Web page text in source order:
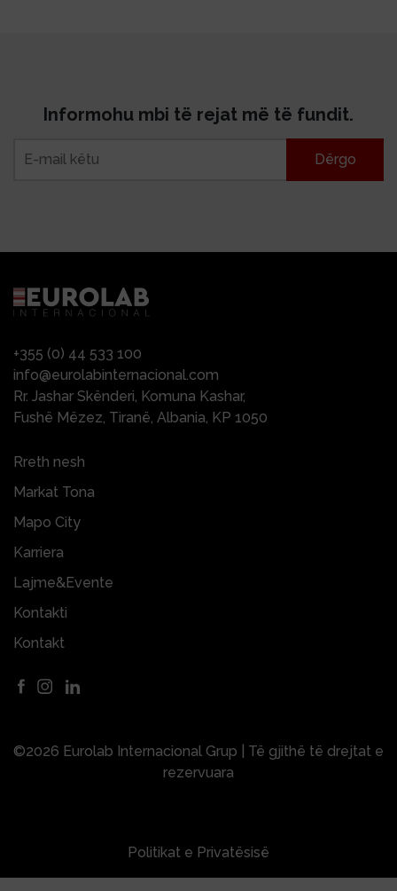
Informohu mbi të rejat më të fundit.
+355 (0) 44 533 100
info@eurolabinternacional.com
Rr. Jashar Skënderi, Komuna Kashar,
Fushë Mëzez, Tiranë, Albania, KP 1050
Rreth nesh
Markat Tona
Mapo City
Karriera
Lajme&Evente
Kontakti
Kontakt
©2026 Eurolab Internacional Grup | Të gjithë të drejtat e
rezervuara
Politikat e Privatësisë